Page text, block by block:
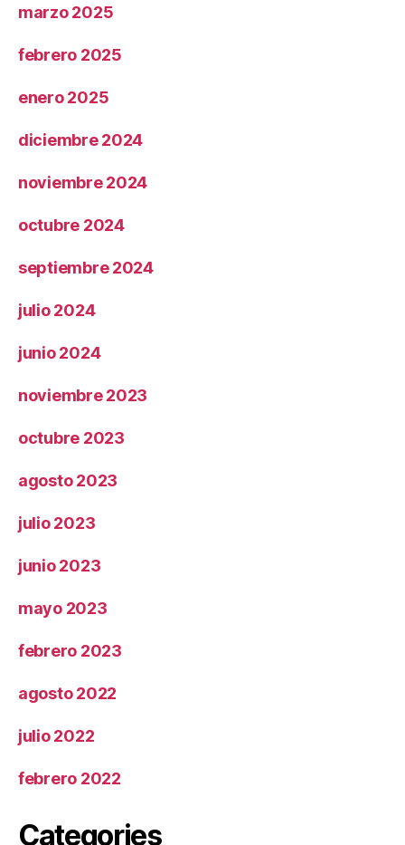
marzo 2025
febrero 2025
enero 2025
diciembre 2024
noviembre 2024
octubre 2024
septiembre 2024
julio 2024
junio 2024
noviembre 2023
octubre 2023
agosto 2023
julio 2023
junio 2023
mayo 2023
febrero 2023
agosto 2022
julio 2022
febrero 2022
Categories